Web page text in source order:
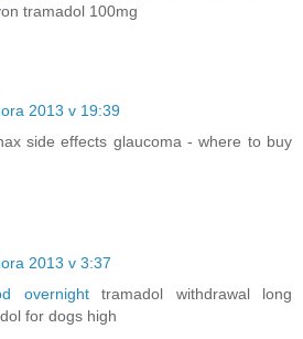
tramadol 100mg
2013 v 19:39
side effects glaucoma - where to buy
2013 v 3:37
overnighttramadol withdrawal long
for dogs high